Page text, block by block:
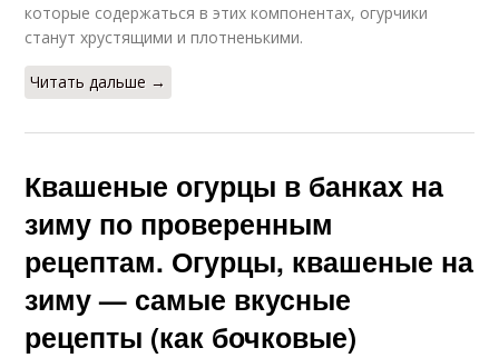
которые содержаться в этих компонентах, огурчики
станут хрустящими и плотненькими.
Читать дальше →
Квашеные огурцы в банках на
зиму по проверенным
рецептам. Огурцы, квашеные на
зиму — самые вкусные
рецепты (как бочковые)